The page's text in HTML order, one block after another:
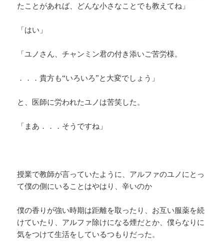
たことがあれば、どんな小さなことでも教えてね」
「はい」
「ユノさん、チャンミン君の付き添いご苦労様。
．．．貴方も“いろいろ”と大変でしょう」
と、医師に労われたユノは苦笑した。
「まあ．．．そうですね」
授業で教師が言っていたように、アルファのユノにとっ
て僕の側にいることはやはり、辛いのか
僕の香りが強い時期は距離を取ったり、お互い服薬を続
けていたり、アルファ除けになる煙だとか、僕らなりに
気をつけて生活をしているつもりだった。